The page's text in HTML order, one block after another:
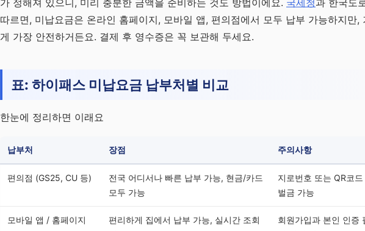
가 정해져 있으니, 미리 충분한 금액을 준비하는 것도 방법이에요. 국세청과 한국도
따르면, 미납요금은 온라인 홈페이지, 모바일 앱, 편의점에서 모두 납부 가능하지만,
게 가장 안전하거든요. 결제 후 영수증은 꼭 보관해 두세요.
표: 하이패스 미납요금 납부처별 비교
한눈에 정리하면 이래요
납부처 장점 주의사항
편의점 (GS25, CU 등)
전국 어디서나 빠른 납부 가능, 현금/카드
모두 가능
지로번호 또는 QR코
벌금 가능
모바일 앱 / 홈페이지
편리하게 집에서 납부 가능, 실시간 조회
회원가입과 본인 인증